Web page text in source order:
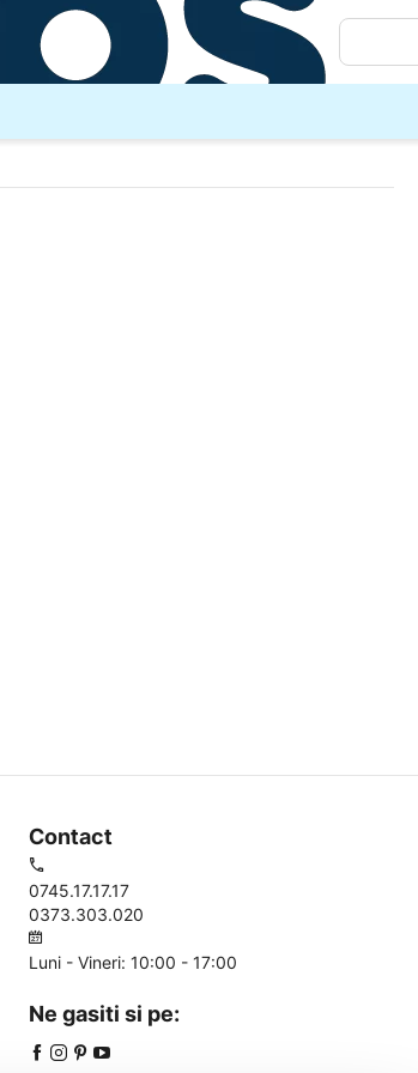
Contact
0745.17.17.17
0373.303.020
Luni - Vineri: 10:00 - 17:00
Ne gasiti si pe: